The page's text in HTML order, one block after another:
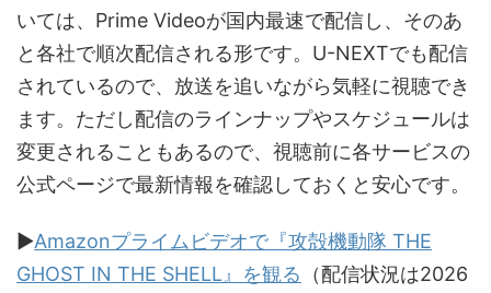
いては、Prime Videoが国内最速で配信し、そのあ
と各社で順次配信される形です。U-NEXTでも配信
されているので、放送を追いながら気軽に視聴でき
ます。ただし配信のラインナップやスケジュールは
変更されることもあるので、視聴前に各サービスの
公式ページで最新情報を確認しておくと安心です。
▶Amazonプライムビデオで『攻殻機動隊 THE
GHOST IN THE SHELL』を観る （配信状況は2026